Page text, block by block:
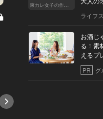
生ハムのとろりと儚い
心奪われる！食通た
デート”の切り札
東カレ女子の作り方
ライフ
お酒じ
る！素
えるプ
PR グ